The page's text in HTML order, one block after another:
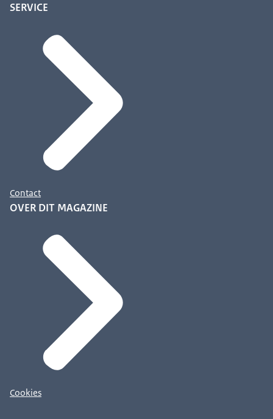
SERVICE
Contact
OVER DIT MAGAZINE
Cookies